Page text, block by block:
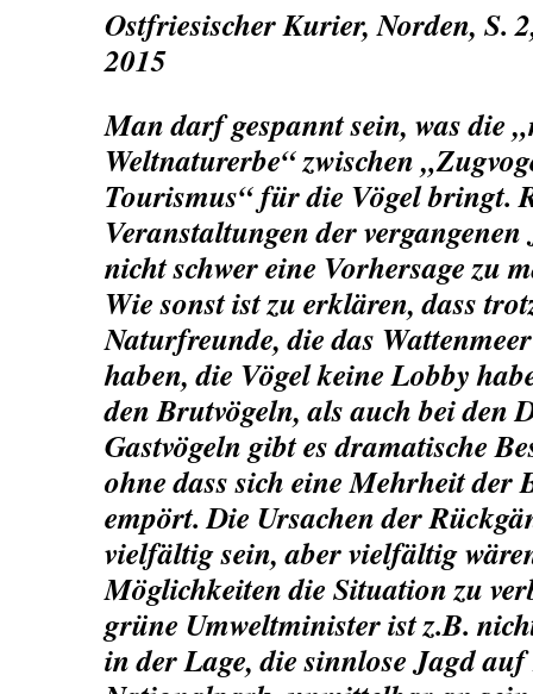
Ostfriesischer Kurier, Norden, S.
2015
Man darf gespannt sein, was die
Weltnaturerbe“ zwischen
Tourismus“ für die Vögel bringt.
Veranstaltungen der vergangenen
nicht schwer eine Vorhersage zu
Wie sonst ist zu erklären, dass
Naturfreunde, die das
haben, die Vögel keine Lobby
den Brutvögeln, als auch bei den
Gastvögeln gibt es dramatische
ohne dass sich eine Mehrheit der
empört. Die Ursachen der
vielfältig sein, aber vielfältig
Möglichkeiten die Situation zu
grüne Umweltminister ist z.B.
in der Lage, die sinnlose Jagd